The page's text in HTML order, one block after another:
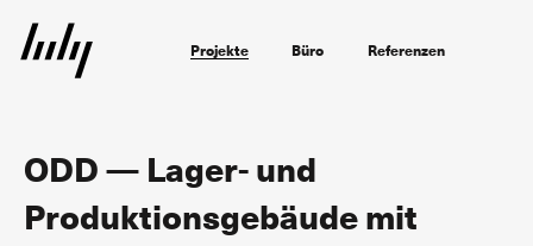
Projekte Büro Referenzen
ODD — Lager- und
Produktionsgebäude mit